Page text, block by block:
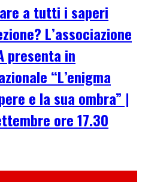
a tutti i saperi
L’associazione
presenta in
“L’enigma
e la sua ombra” |
ore 17.30